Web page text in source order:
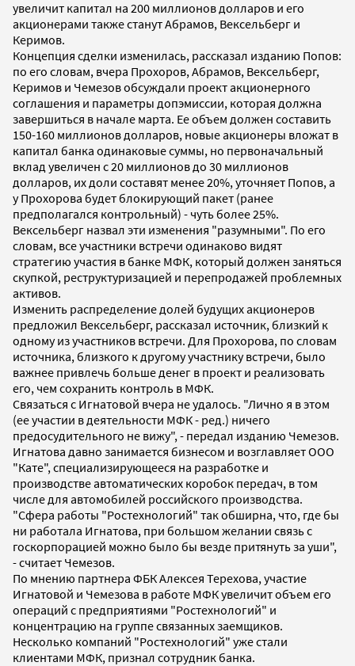
увеличит капитал на 200 миллионов долларов и его
акционерами также станут Абрамов, Вексельберг и
Керимов.
Концепция сделки изменилась, рассказал изданию Попов:
по его словам, вчера Прохоров, Абрамов, Вексельберг,
Керимов и Чемезов обсуждали проект акционерного
соглашения и параметры допэмиссии, которая должна
завершиться в начале марта. Ее объем должен составить
150-160 миллионов долларов, новые акционеры вложат в
капитал банка одинаковые суммы, но первоначальный
вклад увеличен с 20 миллионов до 30 миллионов
долларов, их доли составят менее 20%, уточняет Попов, а
у Прохорова будет блокирующий пакет (ранее
предполагался контрольный) - чуть более 25%.
Вексельберг назвал эти изменения "разумными". По его
словам, все участники встречи одинаково видят
стратегию участия в банке МФК, который должен заняться
скупкой, реструктуризацией и перепродажей проблемных
активов.
Изменить распределение долей будущих акционеров
предложил Вексельберг, рассказал источник, близкий к
одному из участников встречи. Для Прохорова, по словам
источника, близкого к другому участнику встречи, было
важнее привлечь больше денег в проект и реализовать
его, чем сохранить контроль в МФК.
Связаться с Игнатовой вчера не удалось. "Лично я в этом
(ее участии в деятельности МФК - ред.) ничего
предосудительного не вижу", - передал изданию Чемезов.
Игнатова давно занимается бизнесом и возглавляет ООО
"Кате", специализирующееся на разработке и
производстве автоматических коробок передач, в том
числе для автомобилей российского производства.
"Сфера работы "Ростехнологий" так обширна, что, где бы
ни работала Игнатова, при большом желании связь с
госкорпорацией можно было бы везде притянуть за уши",
- считает Чемезов.
По мнению партнера ФБК Алексея Терехова, участие
Игнатовой и Чемезова в работе МФК увеличит объем его
операций с предприятиями "Ростехнологий" и
концентрацию на группе связанных заемщиков.
Несколько компаний "Ростехнологий" уже стали
клиентами МФК, признал сотрудник банка.